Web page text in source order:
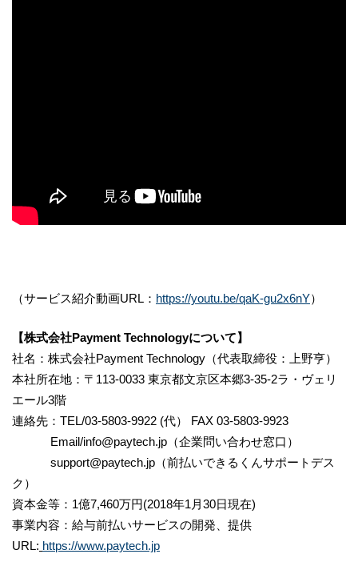
（サービス紹介動画URL： https://youtu.be/qaK-gu2x6nY）
【株式会社Payment Technologyについて】
社名：株式会社Payment Technology（代表取締役：上野亨）
本社所在地：〒113-0033 東京都文京区本郷3-35-2ラ・ヴェリ
エール3階
連絡先：TEL/03-5803-9922 (代） FAX 03-5803-9923
Email/info@paytech.jp（企業問い合わせ窓口）
support@paytech.jp（前払いできるくんサポートデス
ク）
資本金等：1億7,460万円(2018年1月30日現在)
事業内容：給与前払いサービスの開発、提供
URL: https://www.paytech.jp